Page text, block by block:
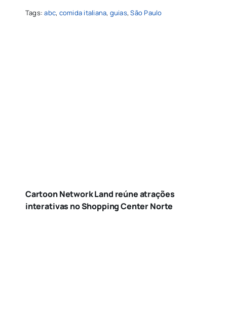
Tags:abc, comida italiana, guias,São Paulo
Cartoon Network Land reúne atrações
interativas no Shopping Center Norte